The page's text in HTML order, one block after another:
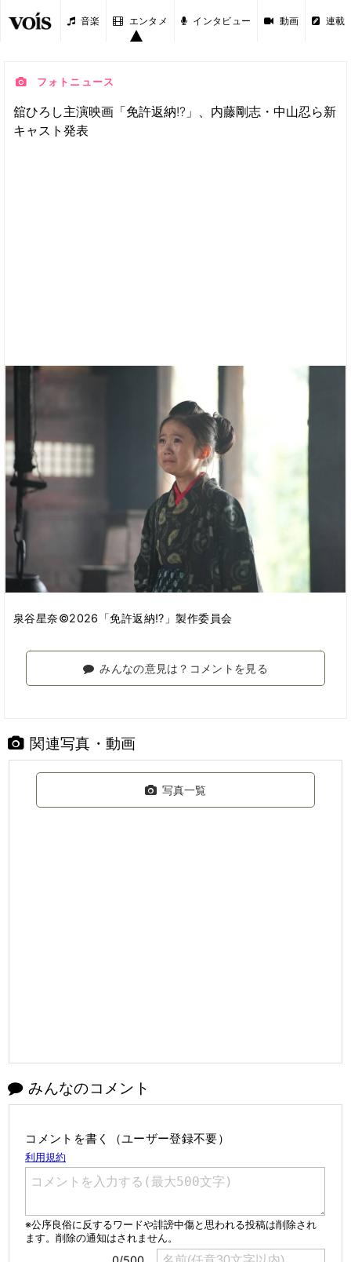
音楽 エンタメ インタビュー 動画 連載
フォトニュース
舘ひろし主演映画「免許返納!?」、内藤剛志・中山忍ら新
キャスト発表
泉谷星奈©2026「免許返納!?」製作委員会
みんなの意見は？コメントを見る
関連写真・動画
写真一覧
みんなのコメント
コメントを書く（ユーザー登録不要）